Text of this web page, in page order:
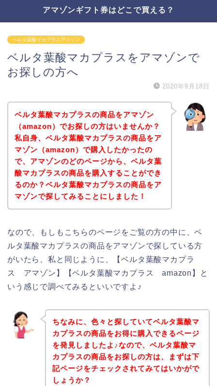
アマゾンギフト券はどこで買える？
ベルタ葉酸マカプラスアマゾン
ベルタ葉酸マカプラスをアマゾンで
お探しの方へ
2020年9月18日
ベルタ葉酸マカプラスの商品をアマゾン
（amazon）でお探しの方はいませんか？
私自身、ベルタ葉酸マカプラスの商品をア
マゾン（amazon）で購入したかったの
で、アマゾンのどのページから、ベルタ葉
酸マカプラスの商品を購入することができ
るのか？ベルタ葉酸マカプラスの商品をア
マゾンで探してみることにしました！
なので、もしもこちらのページをご覧の方の中に、ベ
ルタ葉酸マカプラスの商品をアマゾンで探している方
がいたら、私と同じように、【ベルタ葉酸マカプラ
ス アマゾン】【ベルタ葉酸マカプラス amazon】と
いう感じで調べてみるといいですよ♪
ちなみに、色々と探していてベルタ葉酸マ
カプラスの商品をお得に購入できるページ
を発見しましたよ♪なので、ベルタ葉酸マ
カプラスの商品をお探しの方は、まずは下
記ページをチェックされてみてはいかがで
しょうか？